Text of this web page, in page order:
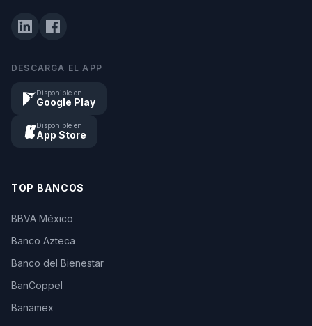
DESCARGA EL APP
Disponible en
Google Play
Disponible en
App Store
TOP BANCOS
BBVA México
Banco Azteca
Banco del Bienestar
BanCoppel
Banamex